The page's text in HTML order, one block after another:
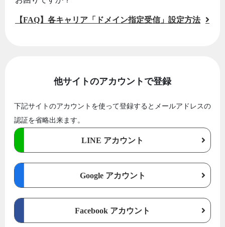
【FAQ】各キャリア「ドメイン指定受信」設定方法
他サイトのアカウントで登録
下記サイトのアカウントを使って登録するとメールアドレスの
認証を省略出来ます。
LINE アカウント
Google アカウント
Facebook アカウント